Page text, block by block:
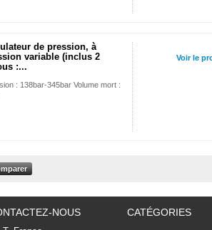
de pression, à
variable (inclus 2
:...
: 138bar-345bar Volume mort :
Voir le
NOUS CATÉGORIES